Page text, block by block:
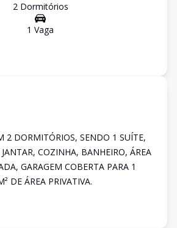
2Dormitórios
1 Vaga
2 DORMITÓRIOS, SENDO 1 SUÍTE,
COZINHA, BANHEIRO, ÁREA
GARAGEM COBERTA PARA 1
DE ÁREA PRIVATIVA.